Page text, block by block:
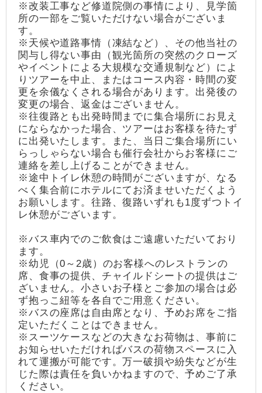
※改装工事など修道院側の事情により、見学箇
所の一部をご覧いただけない場合がございま
す。
※天候や道路事情（凍結など）、その他当社の
関与し得ない事由（観光箇所の突然のクローズ
やイベントによる大規模な交通規制など）によ
りツアーを中止、またはコース内容・時間の変
更を余儀なくされる場合があります。出発後の
変更の場合、返金はございません。
※往復路とも出発時間までに集合場所にお見え
にならなかった場合、ツアーはお客様を待たず
に出発いたします。また、当日ご集合場所にい
らっしゃらない場合も催行会社からお客様にご
連絡を差し上げることができません。
※途中トイレ休憩の時間がございますが、なる
べく集合前にホテルにてお済ませいただくよう
お願いします。往路、復路いずれも1度ずつトイ
レ休憩がございます。
※バス車内でのご飲食はご遠慮いただいており
ます。
※幼児（0～2歳）のお客様へのレストランの
席、食事の提供、チャイルドシートの提供はご
ざいません。小さいお子様とご参加の場合は必
ず抱っこ紐等を各自でご用意ください。
※バスの座席は自由席となり、予めお席をご指
定いただくことはできません。
※スーツケースなどの大きなお荷物は、事前に
お知らせいただければバスの荷物スペースに入
れて運搬が可能です。万一破損や紛失などが生
じた際は責任を負いかねますので、予めご了承
ください。